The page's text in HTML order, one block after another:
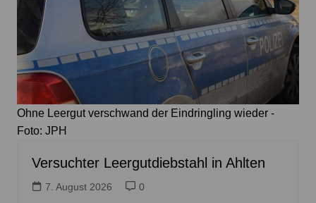
Ohne Leergut verschwand der Eindringling wieder -
Foto: JPH
Versuchter Leergutdiebstahl in Ahlten
7. August 2026 0